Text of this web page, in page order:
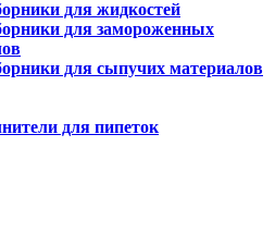
для жидкостей
для замороженных
для сыпучих материалов
для пипеток